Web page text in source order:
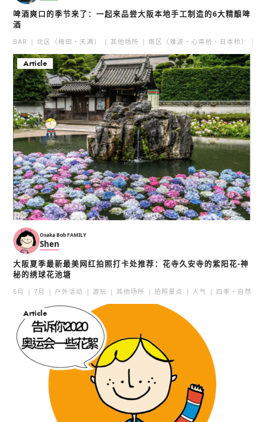
啤酒爽口的季节来了：一起来品尝大阪本地手工制造的6大精酿啤
酒
BAR 北区（梅田・天满） 其他场所 南区（难波・心斋桥・日本桥）
Article
Osaka Bob FAMILY
Shen
大阪夏季最新最美网红拍照打卡处推荐：花寺久安寺的紫阳花-神
秘的绣球花池塘
6月 7月 户外活动 游玩 其他场所 拍照景点 人气 四季・自然
Article